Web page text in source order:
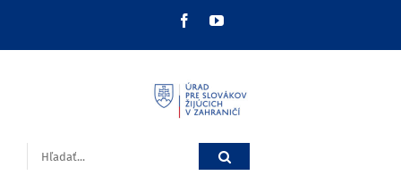
FacebookYouTube
Hľadať: